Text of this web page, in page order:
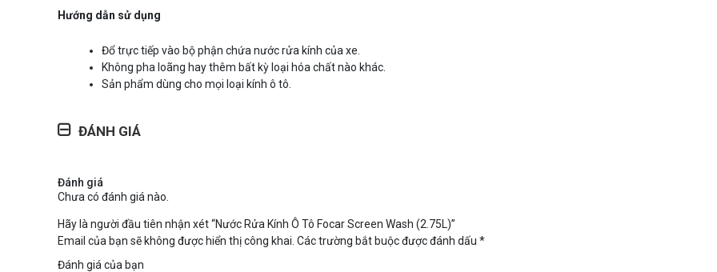
Hướng dẫn sử dụng
Đổ trực tiếp vào bộ phận chứa nước rửa kính của xe.
Không pha loãng hay thêm bất kỳ loại hóa chất nào khác.
Sản phẩm dùng cho mọi loại kính ô tô.
ĐÁNH GIÁ
Đánh giá
Chưa có đánh giá nào.
Hãy là người đầu tiên nhận xét “Nước Rửa Kính Ô Tô Focar Screen Wash (2.75L)”
Email của bạn sẽ không được hiển thị công khai. Các trường bắt buộc được đánh dấu *
Đánh giá của bạn